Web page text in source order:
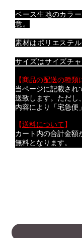
ベース生地のカラ
意。
素材はポリエステル
サイズはサイズチ
【商品の配送の種類
当ページに記載され
送致します。ただし
内容により「宅急便
【送料について】
カート内の合計金額
無料となります。